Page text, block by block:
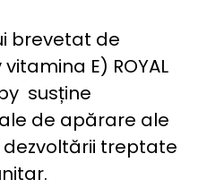
brevetat de
E) ROYAL
susține
de apărare ale
dezvoltării treptate